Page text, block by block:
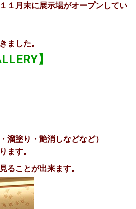
１月末に展示場がオープンしてい
ました。
】
溜塗り・艶消しなどなど）
ます。
ることが出来ます。